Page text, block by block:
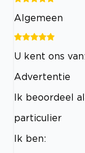
Algemeen
U kent ons van:
Advertentie
Ik beoordeel
particulier
Ik ben: